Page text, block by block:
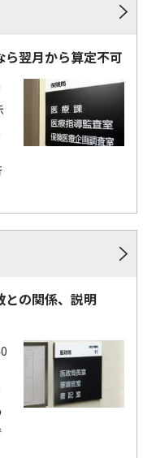
翌月から算定不可
との関係、説明